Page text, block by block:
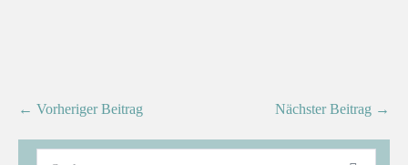
← Vorheriger Beitrag Nächster Beitrag →